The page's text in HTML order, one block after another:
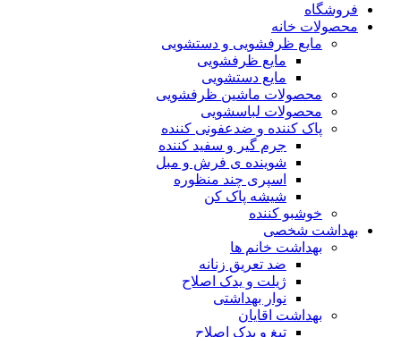
فروشگاه
محصولات خانه
مایع ظرفشویی و دستشویی
مایع ظرفشویی
مایع دستشویی
محصولات ماشین ظرفشویی
محصولات لباسشویی
پاک کننده و ضدعفونی کننده
جرم گیر و سفید کننده
شوینده ی فرش و مبل
اسپری چند منظوره
شیشه پاک کن
خوشبو کننده
بهداشت شخصی
بهداشت خانم ها
ضد تعریق زنانه
ژیلت و یدک اصلاح
نوار بهداشتی
بهداشت اقایان
تیغ و یدک اصلاح